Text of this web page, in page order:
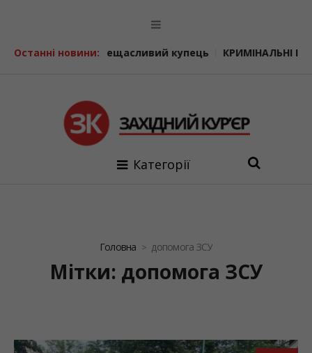
Останні новини:
купець КРИМІНАЛЬНІ ІСТОРІЇ. Співачка-
Категорії
Головна допомога ЗСУ
Мітки: допомога ЗСУ